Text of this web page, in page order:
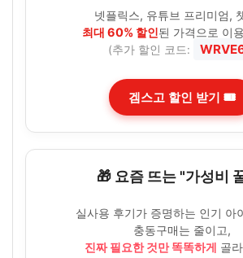
넷플릭스, 유튜브 프리미엄,
최대 60% 할인된 가격으로 이
(추가 할인 코드:
겜스고 할인 받기 🎟️
🎁 요즘 뜨는 "가성비
실사용 후기가 증명하는 인기 아
충동구매는 줄이고,
진짜 필요한 것만 똑똑하게 골